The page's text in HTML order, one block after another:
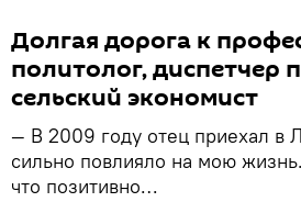
Долгая дорога к
политолог, диспетчер
сельский экономист
— В 2009 году отец приехал в
сильно повлияло на мою
что позитивно…